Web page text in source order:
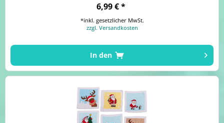
6,99 € *
*inkl. gesetzlicher MwSt.
zzgl. Versandkosten
In den